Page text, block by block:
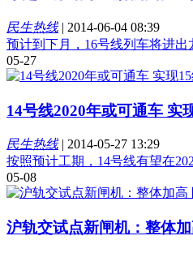
民生热线| 2014-06-04 08:39
预计到下月，16号线列车将进出
05-27
14号线2020年或可通车 实
民生热线| 2014-05-27 13:29
按照预计工期，14号线有望在
05-08
沪轨交试点新闸机：整体